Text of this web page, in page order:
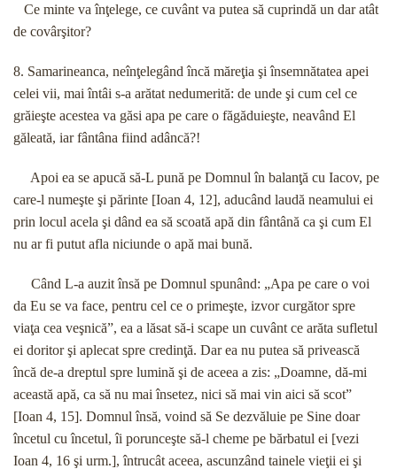
Ce minte va înţelege, ce cuvânt va putea să cuprindă un dar atât
de covârşitor?
8. Samarineanca, neînţelegând încă măreţia şi însemnătatea apei
celei vii, mai întâi s-a arătat nedumerită: de unde şi cum cel ce
grăieşte acestea va găsi apa pe care o făgăduieşte, neavând El
găleată, iar fântâna fiind adâncă?!
Apoi ea se apucă să-L pună pe Domnul în balanţă cu Iacov, pe
care-l numeşte şi părinte [Ioan 4, 12], aducând laudă neamului ei
prin locul acela şi dând ea să scoată apă din fântână ca şi cum El
nu ar fi putut afla niciunde o apă mai bună.
Când L-a auzit însă pe Domnul spunând: „Apa pe care o voi
da Eu se va face, pentru cel ce o primeşte, izvor curgător spre
viaţa cea veşnică”, ea a lăsat să-i scape un cuvânt ce arăta sufletul
ei doritor şi aplecat spre credinţă. Dar ea nu putea să privească
încă de-a dreptul spre lumină şi de aceea a zis: „Doamne, dă-mi
această apă, ca să nu mai însetez, nici să mai vin aici să scot”
[Ioan 4, 15]. Domnul însă, voind să Se dezvăluie pe Sine doar
încetul cu încetul, îi porunceşte să-l cheme pe bărbatul ei [vezi
Ioan 4, 16 şi urm.], întrucât aceea, ascunzând tainele vieţii ei şi